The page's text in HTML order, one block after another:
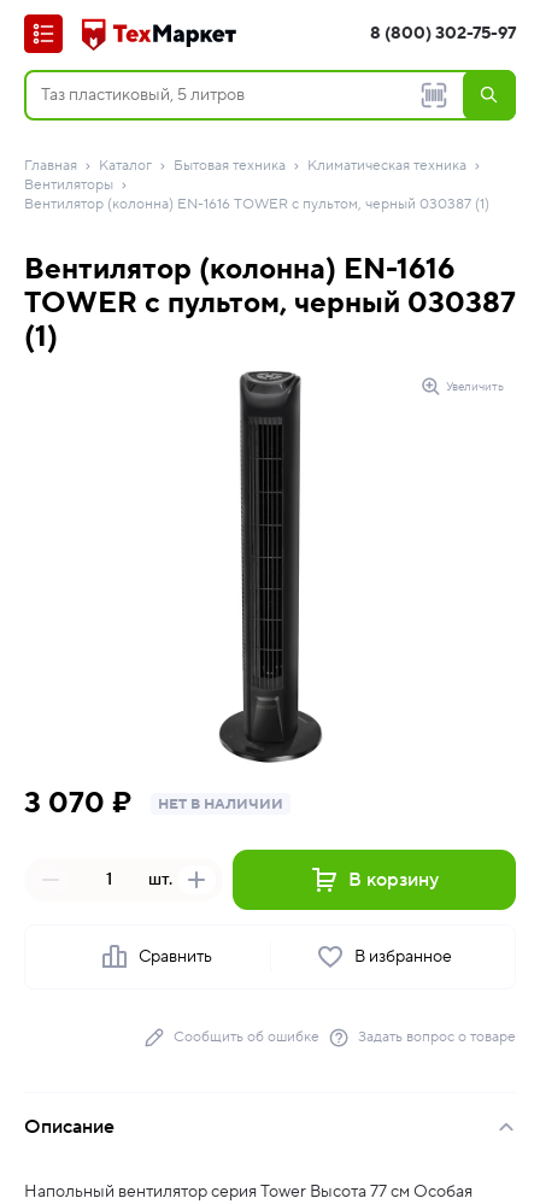
8 (800) 302-75-97
Главная Каталог Бытовая техника
Климатическая техника
Вентиляторы
Вентилятор (колонна) EN-1616 TOWER с пультом, черный 030387 (1)
Вентилятор (колонна) EN-1616
TOWER с пультом, черный 030387
(1)
Увеличить
3 070 ₽ НЕТ В НАЛИЧИИ
шт. В корзину
Сравнить В избранное
Сообщить об ошибке Задать вопрос о товаре
Описание
Напольный вентилятор серия Tower Высота 77 см Особая